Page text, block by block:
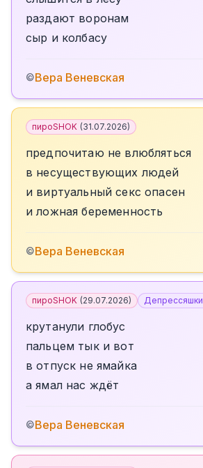
раздают воронам
сыр и колбасу
©Вера Веневская
пироSHOK (31.07.2026)
предпочитаю не влюбляться
в несуществующих людей
и виртуальный секс опасен
и ложная беременность
©Вера Веневская
пироSHOK (29.07.2026) Депрессяшки
крутанули глобус
пальцем тык и вот
в отпуск не ямайка
а ямал нас ждёт
©Вера Веневская